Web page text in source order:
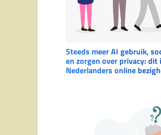
Steeds meer AI gebruik,
en zorgen over privacy: dit
Nederlanders online